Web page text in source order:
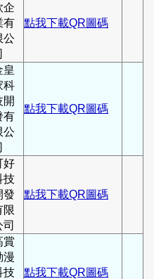
企
有
公
點我下載QR圖碼
皇
科
開
有
公
點我下載QR圖碼
好
技
發
限
司
點我下載QR圖碼
賞
漫
技
點我下載QR圖碼